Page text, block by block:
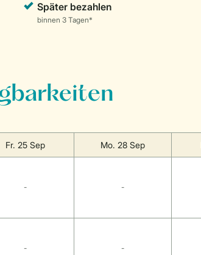
Fr. 25 Sep Mo. 28 Sep
- -
- -